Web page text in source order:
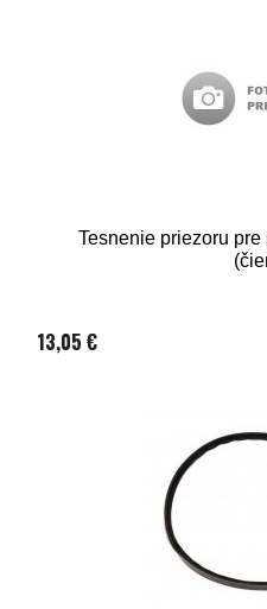
Tesnenie priezoru
13,05 €